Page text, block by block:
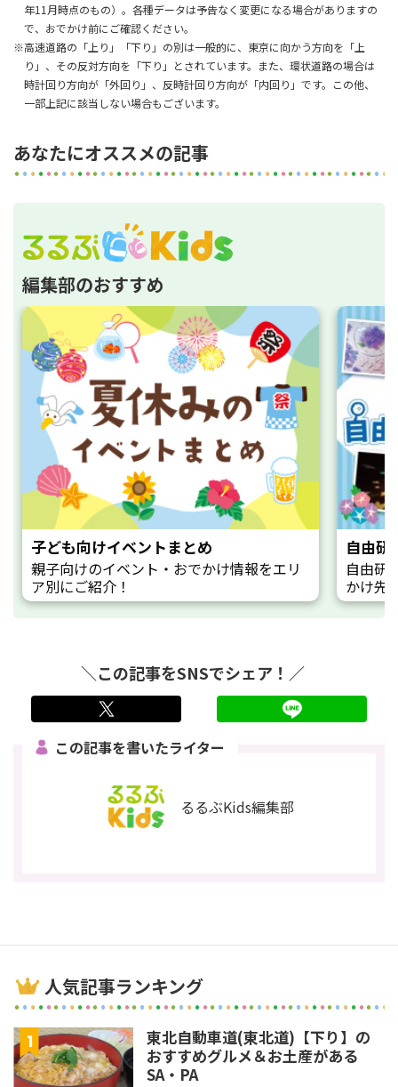
年11月時点のもの）。各種データは予告なく変更になる場合がありますの
で、おでかけ前にご確認ください。
※高速道路の「上り」「下り」の別は一般的に、東京に向かう方向を「上
り」、その反対方向を「下り」とされています。また、環状道路の場合は
時計回り方向が「外回り」、反時計回り方向が「内回り」です。この他、
一部上記に該当しない場合もございます。
あなたにオススメの記事
編集部のおすすめ
子ども向けイベントまとめ
親子向けのイベント・おでかけ情報をエリ
ア別にご紹介！
自由研
自由研
かけ先
＼この記事をSNSでシェア！／
この記事を書いたライター
るるぶKids編集部
人気記事ランキング
東北自動車道(東北道)【下り】の
おすすめグルメ＆お土産がある
SA・PA